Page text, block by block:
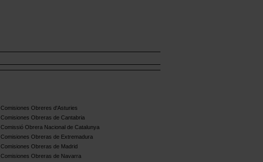
Comisiones Obreres d'Asturies
Comisiones Obreras de Cantabria
Comissió Obrera Nacional de Catalunya
Comisiones Obreras de Extremadura
Comisiones Obreras de Madrid
Comisiones Obreras de Navarra